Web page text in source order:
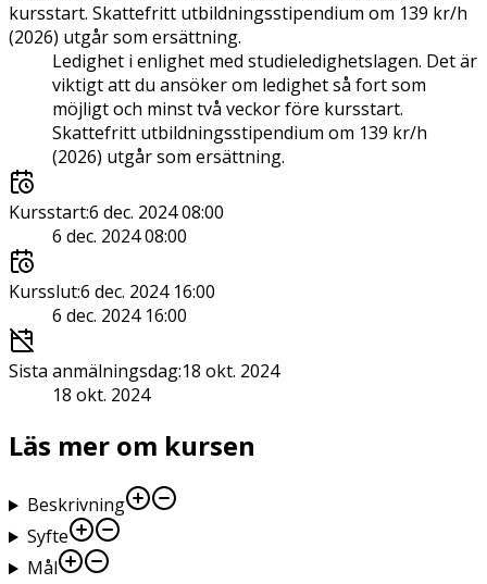
kursstart. Skattefritt utbildningsstipendium om 139 kr/h
(2026) utgår som ersättning.
Ledighet i enlighet med studieledighetslagen. Det är
viktigt att du ansöker om ledighet så fort som
möjligt och minst två veckor före kursstart.
Skattefritt utbildningsstipendium om 139 kr/h
(2026) utgår som ersättning.
Kursstart:6 dec. 2024 08:00
6 dec. 2024 08:00
Kursslut:6 dec. 2024 16:00
6 dec. 2024 16:00
Sista anmälningsdag:18 okt. 2024
18 okt. 2024
Läs mer om kursen
Beskrivning
Syfte
Mål